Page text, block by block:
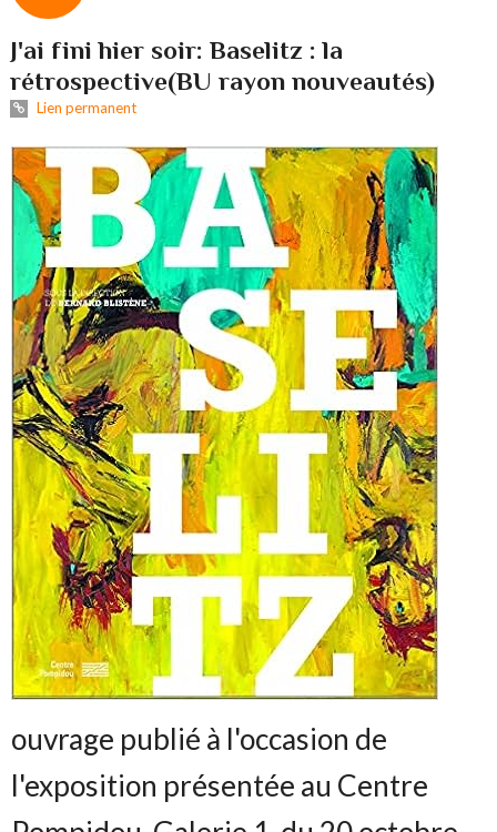
J'ai fini hier soir: Baselitz : la
rétrospective(BU rayon nouveautés)
Lien permanent
ouvrage publié à l'occasion de
l'exposition présentée au Centre